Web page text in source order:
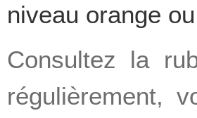
niveau orange
Consultez la
régulièrement,